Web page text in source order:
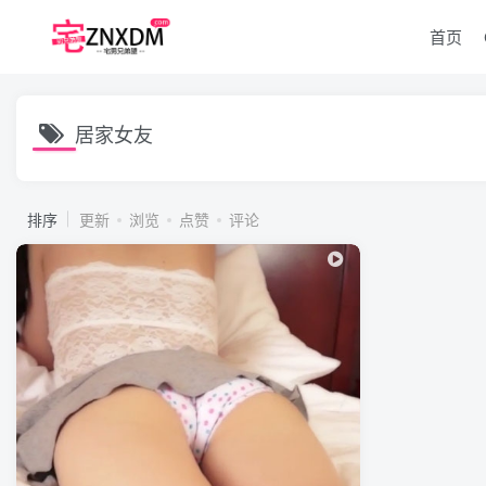
首页
居家女友
排序 更新 浏览 点赞 评论